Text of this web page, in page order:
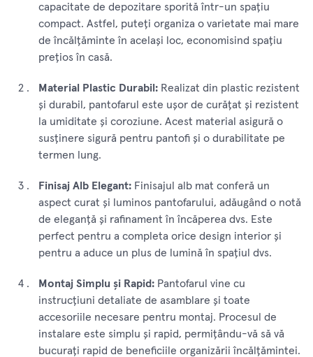
capacitate de depozitare sporită într-un spațiu
compact. Astfel, puteți organiza o varietate mai mare
de încălțăminte în același loc, economisind spațiu
prețios în casă.
Material Plastic Durabil: Realizat din plastic rezistent
și durabil, pantofarul este ușor de curățat și rezistent
la umiditate și coroziune. Acest material asigură o
susținere sigură pentru pantofi și o durabilitate pe
termen lung.
Finisaj Alb Elegant: Finisajul alb mat conferă un
aspect curat și luminos pantofarului, adăugând o notă
de eleganță și rafinament în încăperea dvs. Este
perfect pentru a completa orice design interior și
pentru a aduce un plus de lumină în spațiul dvs.
Montaj Simplu și Rapid: Pantofarul vine cu
instrucțiuni detaliate de asamblare și toate
accesoriile necesare pentru montaj. Procesul de
instalare este simplu și rapid, permițându-vă să vă
bucurați rapid de beneficiile organizării încălțămintei.